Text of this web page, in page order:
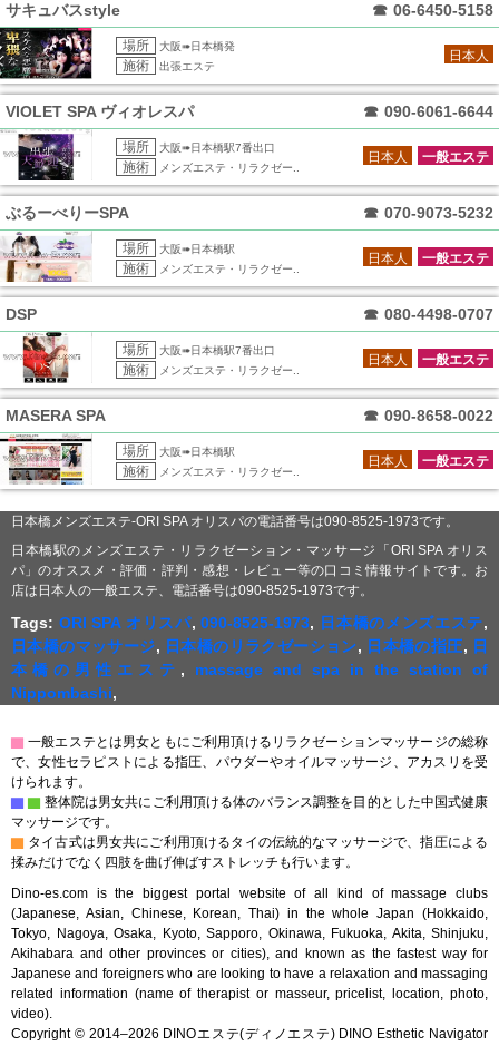
サキュバスstyle ☎ 06-6450-5158
場所 大阪➠日本橋発
施術 出張エステ
日本人
VIOLET SPA ヴィオレスパ ☎ 090-6061-6644
場所 大阪➠日本橋駅7番出口
施術 メンズエステ・リラクゼー..
一般エステ
日本人
ぶるーべりーSPA ☎ 070-9073-5232
場所 大阪➠日本橋駅
施術 メンズエステ・リラクゼー..
一般エステ
日本人
DSP ☎ 080-4498-0707
場所 大阪➠日本橋駅7番出口
施術 メンズエステ・リラクゼー..
一般エステ
日本人
MASERA SPA ☎ 090-8658-0022
場所 大阪➠日本橋駅
施術 メンズエステ・リラクゼー..
一般エステ
日本人
日本橋メンズエステ-ORI SPA オリスパの電話番号は090-8525-1973です。
日本橋駅のメンズエステ・リラクゼーション・マッサージ「ORI SPA オリス
パ」のオススメ・評価・評判・感想・レビュー等の口コミ情報サイトです。お
店は日本人の一般エステ、電話番号は090-8525-1973です。
Tags: ORI SPA オリスパ,090-8525-1973, 日本橋のメンズエステ,
日本橋のマッサージ, 日本橋のリラクゼーション, 日本橋の指圧, 日
本橋の男性エステ , massage and spa in the station of
Nippombashi,
▇ 一般エステとは男女ともにご利用頂けるリラクゼーションマッサージの総称
で、女性セラピストによる指圧、パウダーやオイルマッサージ、アカスリを受
けられます。
▇ ▇ 整体院は男女共にご利用頂ける体のバランス調整を目的とした中国式健康
マッサージです。
▇ タイ古式は男女共にご利用頂けるタイの伝統的なマッサージで、指圧による
揉みだけでなく四肢を曲げ伸ばすストレッチも行います。
Dino-es.com is the biggest portal website of all kind of massage clubs
(Japanese, Asian, Chinese, Korean, Thai) in the whole Japan (Hokkaido,
Tokyo, Nagoya, Osaka, Kyoto, Sapporo, Okinawa, Fukuoka, Akita, Shinjuku,
Akihabara and other provinces or cities), and known as the fastest way for
Japanese and foreigners who are looking to have a relaxation and massaging
related information (name of therapist or masseur, pricelist, location, photo,
video).
Copyright © 2014–2026 DINOエステ(ディノエステ) DINO Esthetic Navigator